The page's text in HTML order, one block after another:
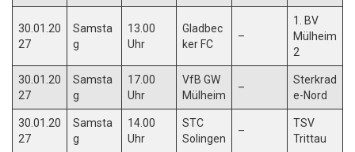
30.01.20
27
Samsta
g
13.00
Uhr
Gladbec
ker FC
–
1. BV
Mülheim
2
30.01.20
27
Samsta
g
17.00
Uhr
VfB GW
Mülheim
–
Sterkrad
e-Nord
30.01.20
27
Samsta
g
14.00
Uhr
STC
Solingen
–
TSV
Trittau